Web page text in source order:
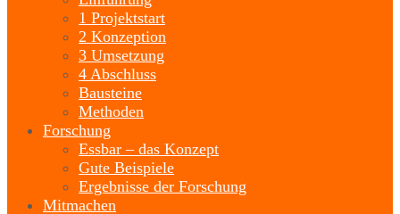
1 Projektstart
2 Konzeption
3 Umsetzung
4 Abschluss
Bausteine
Methoden
Forschung
Essbar – das Konzept
Gute Beispiele
Ergebnisse der Forschung
Mitmachen